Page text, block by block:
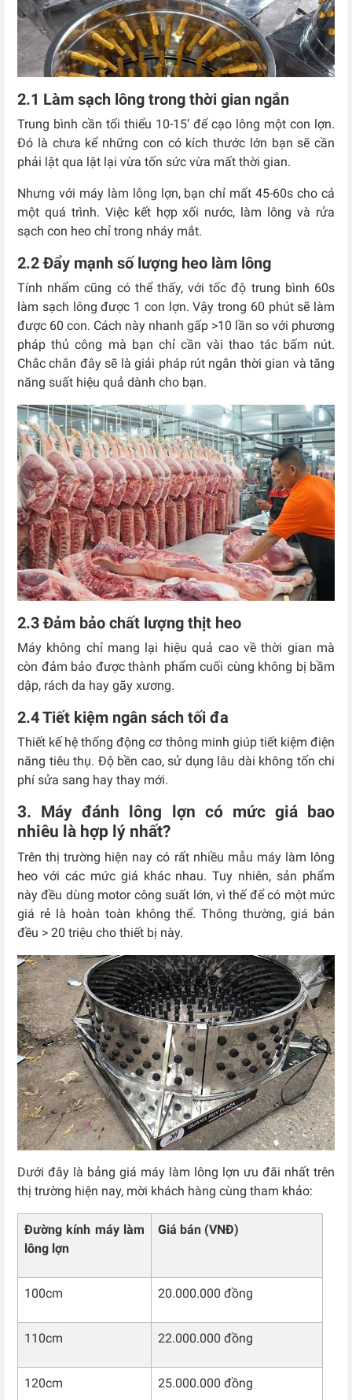
2.1 Làm sạch lông trong thời gian ngắn
Trung bình cần tối thiểu 10-15’ để cạo lông một con lợn.
Đó là chưa kể những con có kích thước lớn bạn sẽ cần
phải lật qua lật lại vừa tốn sức vừa mất thời gian.
Nhưng với máy làm lông lợn, bạn chỉ mất 45-60s cho cả
một quá trình. Việc kết hợp xối nước, làm lông và rửa
sạch con heo chỉ trong nháy mắt.
2.2 Đẩy mạnh số lượng heo làm lông
Tính nhẩm cũng có thể thấy, với tốc độ trung bình 60s
làm sạch lông được 1 con lợn. Vậy trong 60 phút sẽ làm
được 60 con. Cách này nhanh gấp >10 lần so với phương
pháp thủ công mà bạn chỉ cần vài thao tác bấm nút.
Chắc chắn đây sẽ là giải pháp rút ngắn thời gian và tăng
năng suất hiệu quả dành cho bạn.
2.3 Đảm bảo chất lượng thịt heo
Máy không chỉ mang lại hiệu quả cao về thời gian mà
còn đảm bảo được thành phẩm cuối cùng không bị bầm
dập, rách da hay gãy xương.
2.4 Tiết kiệm ngân sách tối đa
Thiết kế hệ thống động cơ thông minh giúp tiết kiệm điện
năng tiêu thụ. Độ bền cao, sử dụng lâu dài không tốn chi
phí sửa sang hay thay mới.
3. Máy đánh lông lợn có mức giá bao
nhiêu là hợp lý nhất?
Trên thị trường hiện nay có rất nhiều mẫu máy làm lông
heo với các mức giá khác nhau. Tuy nhiên, sản phẩm
này đều dùng motor công suất lớn, vì thế để có một mức
giá rẻ là hoàn toàn không thể. Thông thường, giá bán
đều > 20 triệu cho thiết bị này.
Dưới đây là bảng giá máy làm lông lợn ưu đãi nhất trên
thị trường hiện nay, mời khách hàng cùng tham khảo:
Đường kính máy làm
lông lợn
Giá bán (VNĐ)
100cm 20.000.000 đồng
110cm 22.000.000 đồng
120cm 25.000.000 đồng